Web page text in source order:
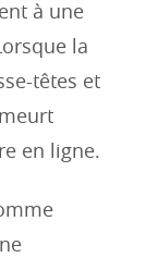
à une
la
têtes et
en ligne.